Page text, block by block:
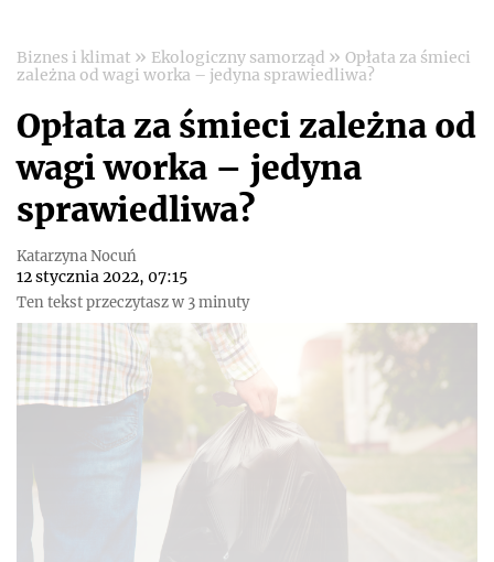
Biznes i klimat » Ekologiczny samorząd » Opłata za śmieci
zależna od wagi worka – jedyna sprawiedliwa?
Opłata za śmieci zależna od
wagi worka – jedyna
sprawiedliwa?
Katarzyna Nocuń
12 stycznia 2022, 07:15
Ten tekst przeczytasz w 3 minuty